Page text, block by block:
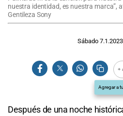
nuestra identidad, es nuestra marca”,
Gentileza Sony
Sábado 7.1.2023
+
Agregar a
Después de una noche